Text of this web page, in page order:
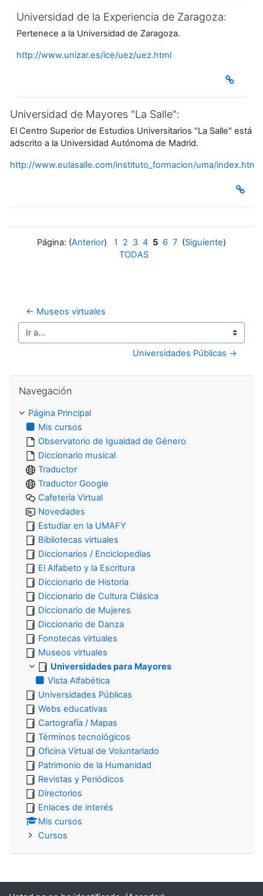
Universidad de la Experiencia de Zaragoza:
Pertenece a la Universidad de Zaragoza.
http://www.unizar.es/ice/uez/uez.html
Universidad de Mayores "La Salle":
El Centro Superior de Estudios Universitarios "La Salle" está
adscrito a la Universidad Autónoma de Madrid.
http://www.eulasalle.com/instituto_formacion/uma/index.htm
Página: (Anterior) 1 2 3 4 5 6 7 (Siguiente)
TODAS
← Museos virtuales
Ir a...
Universidades Públicas →
Navegación
Página Principal
Mis cursos
Observatorio de Igualdad de Género
Diccionario musical
Traductor
Traductor Google
Cafetería Virtual
Novedades
Estudiar en la UMAFY
Bibliotecas virtuales
Diccionarios / Enciclopedias
El Alfabeto y la Escritura
Diccionario de Historia
Diccionario de Cultura Clásica
Diccionario de Mujeres
Diccionario de Danza
Fonotecas virtuales
Museos virtuales
Universidades para Mayores
Vista Alfabética
Universidades Públicas
Webs educativas
Cartografía / Mapas
Términos tecnológicos
Oficina Virtual de Voluntariado
Patrimonio de la Humanidad
Revistas y Periódicos
Directorios
Enlaces de interés
Mis cursos
Cursos